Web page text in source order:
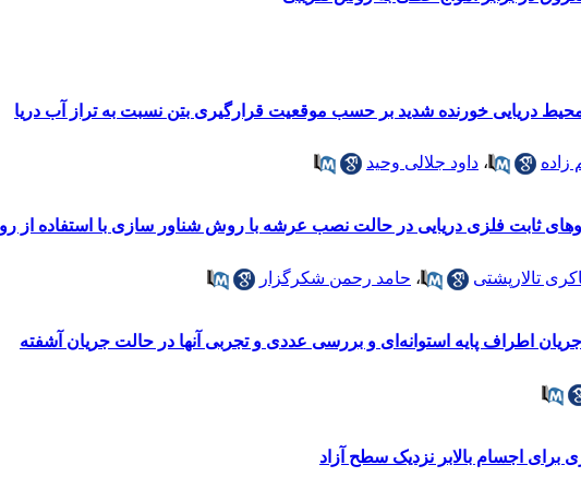
دریایی خورنده شدید بر حسب موقعیت قرارگیری بتن نسبت به تراز آب دریا
زاده ، داود جلالی وحید
ثابت فلزی دریایی در حالت نصب عرشه با روش شناور سازی با استفاده از
تالارپشتی ، حامد رحمن شکرگزار
جریان اطراف پایه‌ استوانه‌ای و بررسی عددی و تجربی آنها در حالت جریان آشفته
برای اجسام بالابر نزدیک سطح آزاد